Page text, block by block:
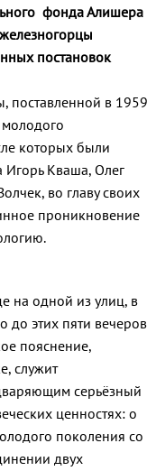
фонда Алишера
постановок
поставленной в 1959
которых были
Игорь Кваша, Олег
во главу своих
проникновение
на одной из улиц, в
до этих пяти вечеров
пояснение,
служит
серьёзный
ценностях: о
поколения со
двух